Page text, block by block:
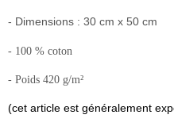
- Dimensions : 30 cm x 50 cm
- 100 % coton
- Poids 420 g/m²
(cet article est généralement